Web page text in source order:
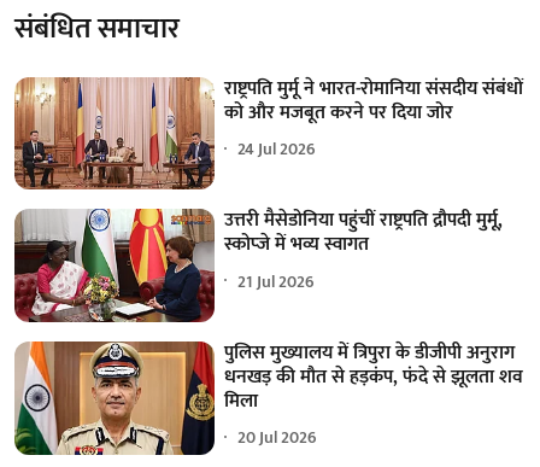
संबंधित समाचार
राष्ट्रपति मुर्मू ने भारत-रोमानिया संसदीय संबंधों
को और मजबूत करने पर दिया जोर
24 Jul 2026
उत्तरी मैसेडोनिया पहुंचीं राष्ट्रपति द्रौपदी मुर्मू,
स्कोप्जे में भव्य स्वागत
21 Jul 2026
पुलिस मुख्यालय में त्रिपुरा के डीजीपी अनुराग
धनखड़ की मौत से हड़कंप, फंदे से झूलता शव
मिला
20 Jul 2026